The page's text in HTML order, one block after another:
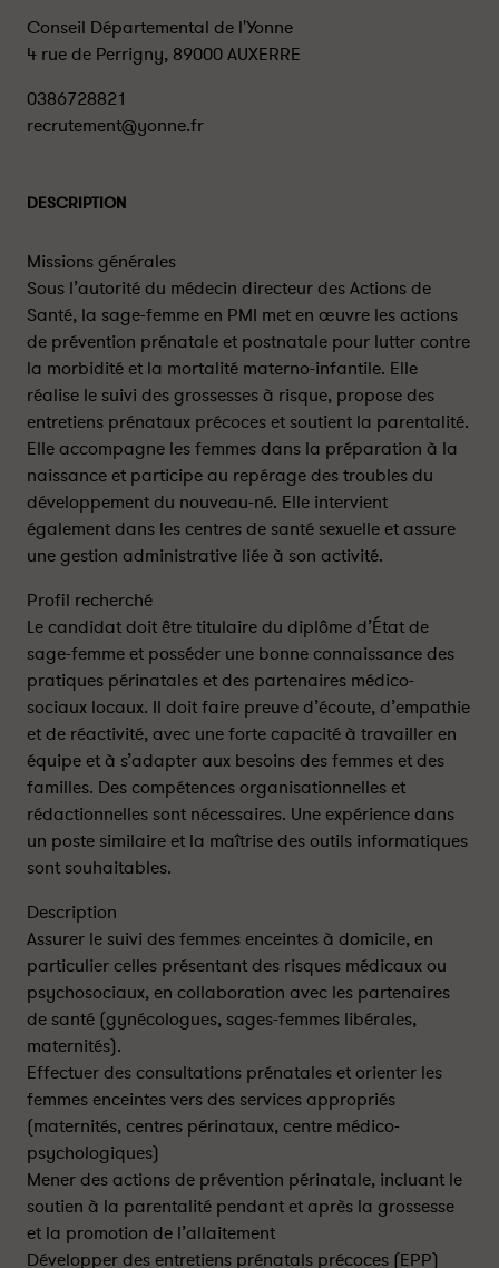
Conseil Départemental de l'Yonne
4 rue de Perrigny, 89000 AUXERRE
0386728821
recrutement@yonne.fr
DESCRIPTION
Missions générales
Sous l’autorité du médecin directeur des Actions de
Santé, la sage-femme en PMI met en œuvre les actions
de prévention prénatale et postnatale pour lutter contre
la morbidité et la mortalité materno-infantile. Elle
réalise le suivi des grossesses à risque, propose des
entretiens prénataux précoces et soutient la parentalité.
Elle accompagne les femmes dans la préparation à la
naissance et participe au repérage des troubles du
développement du nouveau-né. Elle intervient
également dans les centres de santé sexuelle et assure
une gestion administrative liée à son activité.
Profil recherché
Le candidat doit être titulaire du diplôme d’État de
sage-femme et posséder une bonne connaissance des
pratiques périnatales et des partenaires médico-
sociaux locaux. Il doit faire preuve d’écoute, d’empathie
et de réactivité, avec une forte capacité à travailler en
équipe et à s’adapter aux besoins des femmes et des
familles. Des compétences organisationnelles et
rédactionnelles sont nécessaires. Une expérience dans
un poste similaire et la maîtrise des outils informatiques
sont souhaitables.
Description
Assurer le suivi des femmes enceintes à domicile, en
particulier celles présentant des risques médicaux ou
psychosociaux, en collaboration avec les partenaires
de santé (gynécologues, sages-femmes libérales,
maternités).
Effectuer des consultations prénatales et orienter les
femmes enceintes vers des services appropriés
(maternités, centres périnataux, centre médico-
psychologiques)
Mener des actions de prévention périnatale, incluant le
soutien à la parentalité pendant et après la grossesse
et la promotion de l’allaitement
Développer des entretiens prénatals précoces (EPP)